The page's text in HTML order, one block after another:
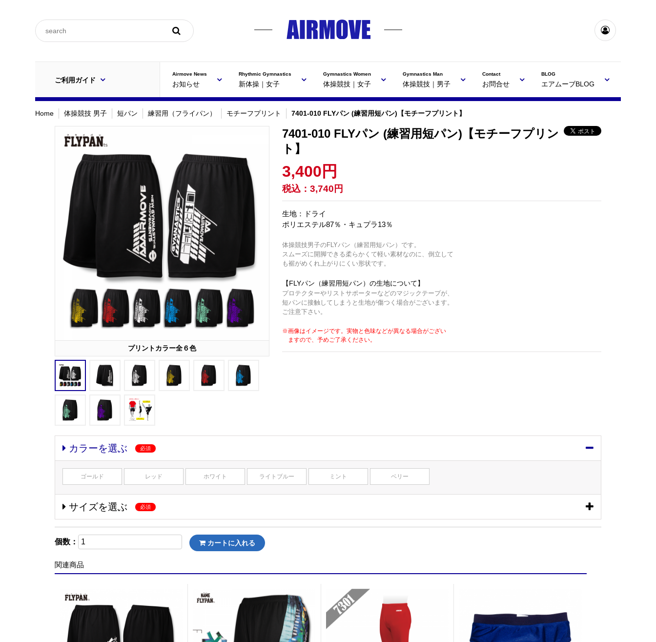
ご利用規約
ご利用ガイド
FAQ
ご利用規約
Airmove News
お知らせ
Rhythmic Gymnastics
新体操｜女子
Gymnastics Women
体操競技｜女子
Gymnastics Man
体操競技｜男子
Contact
お問合せ
BLOG
エアムーブBLOG
Home 体操競技 男子 短パン 練習用（フライパン） モチーフプリント 7401-010 FLYパン (練習用短パン)【モチーフプリント】
プリントカラー全６色
7401-010 FLYパン (練習用短パン)【モチーフプリン
ト】
3,400円
税込： 3,740円
生地：ドライ
ポリエステル87％・キュプラ13％
体操競技男子のFLYパン（練習用短パン）です。
スムーズに開脚できる柔らかくて軽い素材なのに、倒立して
も裾がめくれ上がりにくい形状です。
【FLYパン（練習用短パン）の生地について】
プロテクターやリストサポーターなどのマジックテープが、
短パンに接触してしまうと生地が傷つく場合がございます。
ご注意下さい。
※画像はイメージです。実物と色味などが異なる場合がござい
ますので、予めご了承ください。
カラーを選ぶ 必須
ゴールド レッド ホワイト ライトブルー ミント ベリー
サイズを選ぶ 必須
個数： カートに入れる
関連商品